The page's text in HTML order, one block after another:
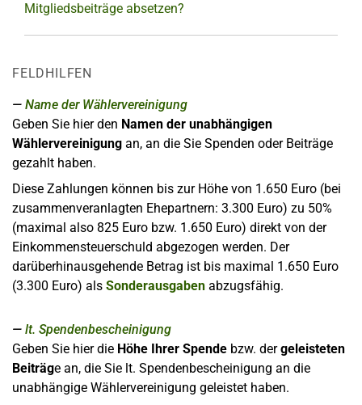
Mitgliedsbeiträge absetzen?
FELDHILFEN
Name der Wählervereinigung
Geben Sie hier den Namen der unabhängigen
Wählervereinigung an, an die Sie Spenden oder Beiträge
gezahlt haben.
Diese Zahlungen können bis zur Höhe von 1.650 Euro (bei
zusammenveranlagten Ehepartnern: 3.300 Euro) zu 50%
(maximal also 825 Euro bzw. 1.650 Euro) direkt von der
Einkommensteuerschuld abgezogen werden. Der
darüberhinausgehende Betrag ist bis maximal 1.650 Euro
(3.300 Euro) als Sonderausgaben abzugsfähig.
lt. Spendenbescheinigung
Geben Sie hier die Höhe Ihrer Spende bzw. dergeleisteten
Beiträge an, die Sie lt. Spendenbescheinigung an die
unabhängige Wählervereinigung geleistet haben.